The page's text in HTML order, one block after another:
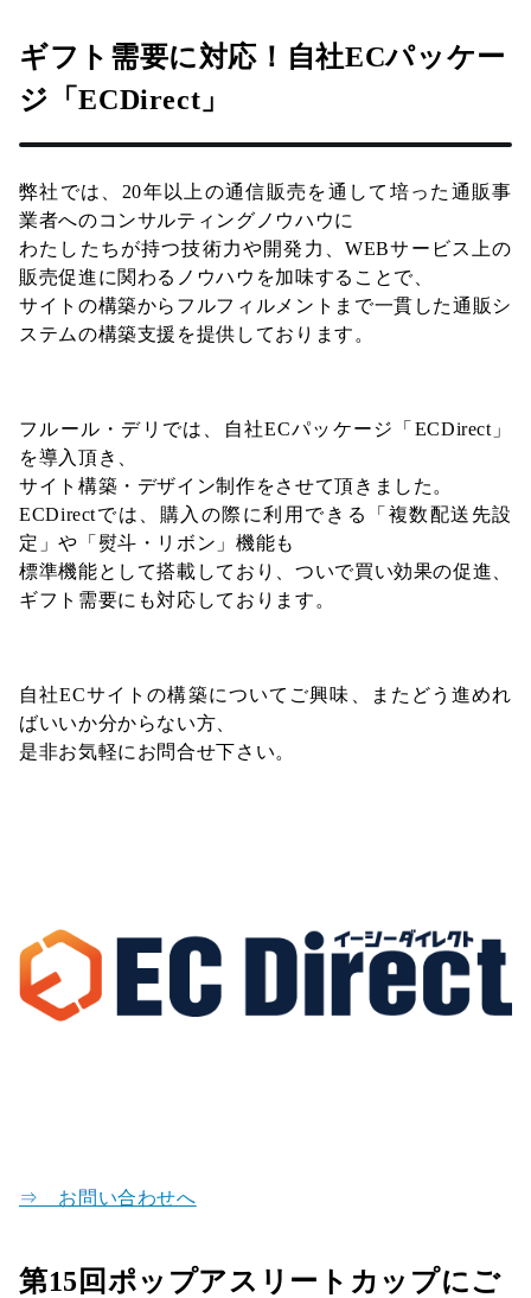
ギフト需要に対応！自社ECパッケー
ジ「ECDirect」
弊社では、20年以上の通信販売を通して培った通販事
業者へのコンサルティングノウハウに
わたしたちが持つ技術力や開発力、WEBサービス上の
販売促進に関わるノウハウを加味することで、
サイトの構築からフルフィルメントまで一貫した通販シ
ステムの構築支援を提供しております。
フルール・デリでは、自社ECパッケージ「ECDirect」
を導入頂き、
サイト構築・デザイン制作をさせて頂きました。
ECDirectでは、購入の際に利用できる「複数配送先設
定」や「熨斗・リボン」機能も
標準機能として搭載しており、ついで買い効果の促進、
ギフト需要にも対応しております。
自社ECサイトの構築についてご興味、またどう進めれ
ばいいか分からない方、
是非お気軽にお問合せ下さい。
⇒ お問い合わせへ
第15回ポップアスリートカップにご